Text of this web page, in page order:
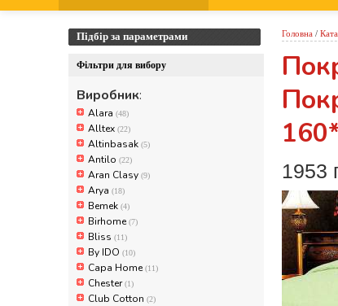
Підбір за параметрами
Фільтри для вибору
Виробник:
Alara (48)
Alltex (22)
Altinbasak (5)
Antilo (22)
Aran Clasy (9)
Arya (18)
Bemek (4)
Birhome(7)
Bliss (11)
By IDO (10)
Capa Home(11)
Chester(1)
Club Cotton (2)
Головна /
1953